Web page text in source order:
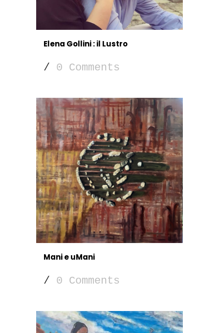
Elena Gollini : il Lustro
/ 0 Comments
Mani e uMani
/ 0 Comments